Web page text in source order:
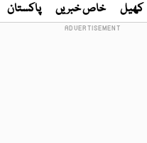
کھیل خاص خبریں پاکستان